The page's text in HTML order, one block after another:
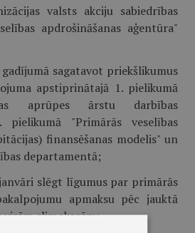
valsts akciju sabiedrības
apdrošināšanas aģentūra"
gadījumā sagatavot priekšlikumus
apstiprinātajā 1. pielikumā
aprūpes ārstu darbības
"Primārās veselības
finansēšanas modelis" un
departamentā;
slēgt līgumus par primārās
apmaksu pēc jauktā
slimokasēm;